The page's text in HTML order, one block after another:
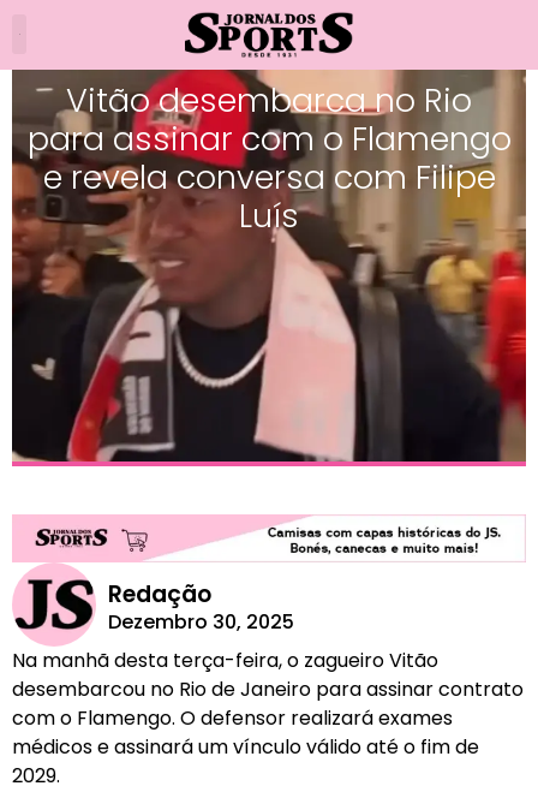
Vitão desembarca no Rio
para assinar com o Flamengo
e revela conversa com Filipe
Luís
Redação
Dezembro 30, 2025
Na manhã desta terça-feira, o zagueiro Vitão
desembarcou no Rio de Janeiro para assinar contrato
com o Flamengo. O defensor realizará exames
médicos e assinará um vínculo válido até o fim de
2029.